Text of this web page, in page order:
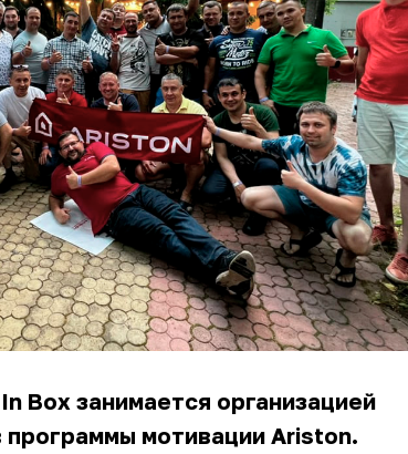
Box занимается организацией
программы мотивации Ariston.